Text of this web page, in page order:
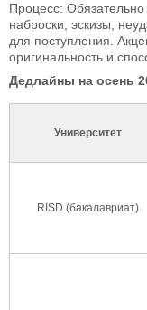
Процесс:
наброски, эскизы,
для поступления.
оригинальность и
Дедлайны на осень
Университет
RISD (бакалавриат)